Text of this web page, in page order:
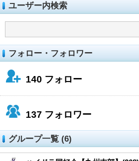
ユーザー内検索
フォロー・フォロワー
140 フォロー
137 フォロワー
グループ一覧 (6)